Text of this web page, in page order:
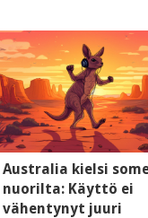
Australia kielsi
nuorilta: Käyttö ei
vähentynyt juuri